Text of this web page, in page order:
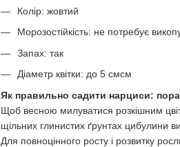
Колір: жовтий
Морозостійкість: не потребує
Запах: так
Діаметр квітки: до 5 смсм
Як правильно садити нарциси:
Щоб весною милуватися розкішним
щільних глинистих ґрунтах цибулини
Для повноцінного росту і розвитку